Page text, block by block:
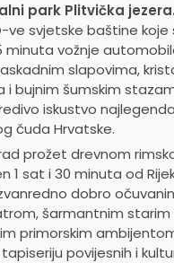
park Plitvička jezera.
ve svjetske baštine koje
minuta vožnje
slapovima,
i bujnim šumskim
iskustvo
čuda Hrvatske.
prožet drevnom
1 sat i 30 minuta od
dobro
šarmantnim starim
primorskim
povijesnih i